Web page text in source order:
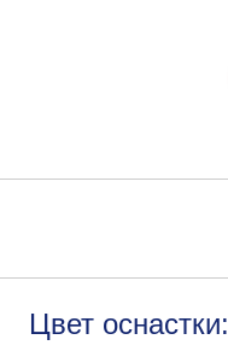
Цвет оснастки: